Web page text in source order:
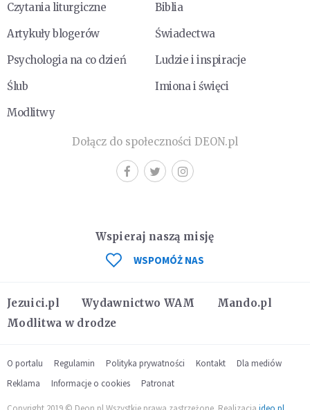
Czytania liturgiczne
Biblia
Artykuły blogerów
Świadectwa
Psychologia na co dzień
Ludzie i inspiracje
Ślub
Imiona i święci
Modlitwy
Dołącz do społeczności DEON.pl
Jezuici.pl Wydawnictwo WAM
Mando.pl
Modlitwa w drodze
Wspieraj naszą misję
WSPOMÓŻ NAS
O portalu Regulamin Polityka prywatności Kontakt
Dla mediów
Reklama
Informacje o cookies Patronat